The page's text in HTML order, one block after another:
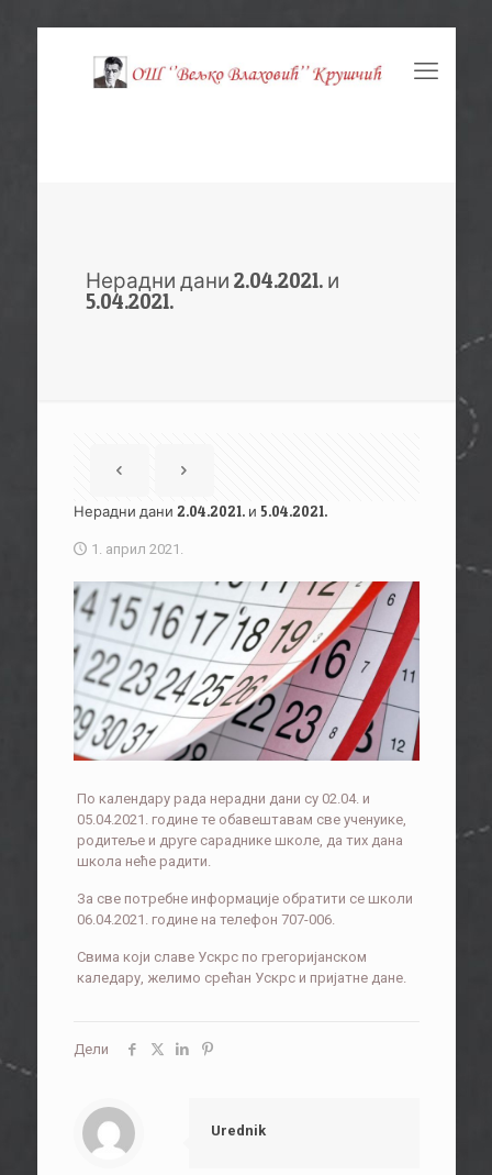
Нерадни дани 2.04.2021. и
5.04.2021.
Нерадни дани 2.04.2021. и 5.04.2021.
1. април 2021.
По календару рада нерадни дани су 02.04. и
05.04.2021. године те обавештавам све ученуике,
родитеље и друге сараднике школе, да тих дана
школа неће радити.
За све потребне информације обратити се школи
06.04.2021. године на телефон 707-006.
Свима који славе Ускрс по грегоријанском
каледару, желимо срећан Ускрс и пријатне дане.
Дели
Urednik